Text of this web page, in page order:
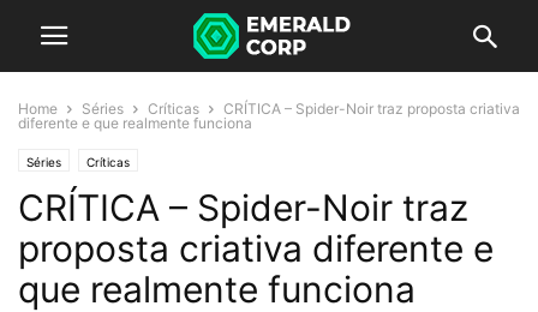
Home Séries Críticas
CRÍTICA – Spider-Noir traz proposta criativa
diferente e que realmente funciona
Séries Críticas
CRÍTICA – Spider-Noir traz
proposta criativa diferente e
que realmente funciona